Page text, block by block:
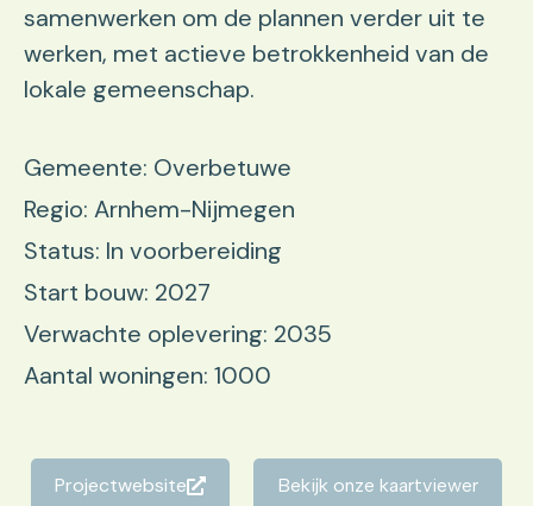
samenwerken om de plannen verder uit te
werken, met actieve betrokkenheid van de
lokale gemeenschap.
Gemeente: Overbetuwe
Regio: Arnhem-Nijmegen
Status: In voorbereiding
Start bouw: 2027
Verwachte oplevering: 2035
Aantal woningen: 1000
Projectwebsite Bekijk onze kaartviewer